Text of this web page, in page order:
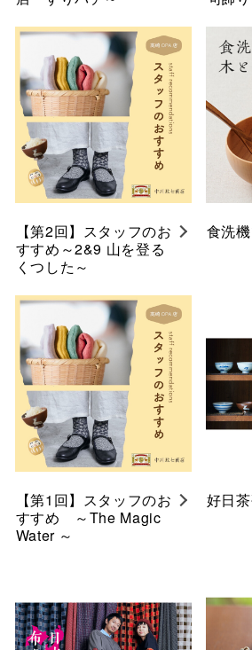
【第2回】スタッフのお
すすめ～2&9 山を登る
くつした～
食洗
【第1回】スタッフのお
すすめ ～The Magic
Water ～
好日